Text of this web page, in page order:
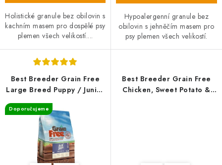
Holistické granule bez obilovin s
kachním masem pro dospělé psy
plemen všech velikostí....
Hypoalergenní granule bez
obilovin s jehněčím masem pro
psy plemen všech velikostí.
Best Breeder Grain Free
Large Breed Puppy / Junior
Salmon with Sweet Potato &
Vegetables
Doporučujeme
Best Breeder Grain Free
Chicken, Sweet Potato &